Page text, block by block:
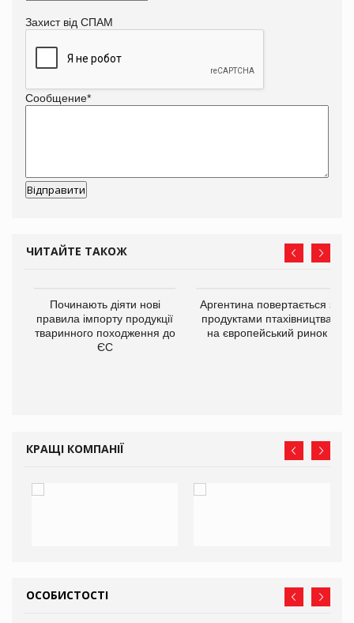
Захист від СПАМ
Сообщение*
ЧИТАЙТЕ ТАКОЖ
Починають діяти нові
правила імпорту продукції
тваринного походження до
ЄС
Аргентина повертається з
продуктами птахівництва
на європейський ринок
КРАЩІ КОМПАНІЇ
ОСОБИСТОСТІ